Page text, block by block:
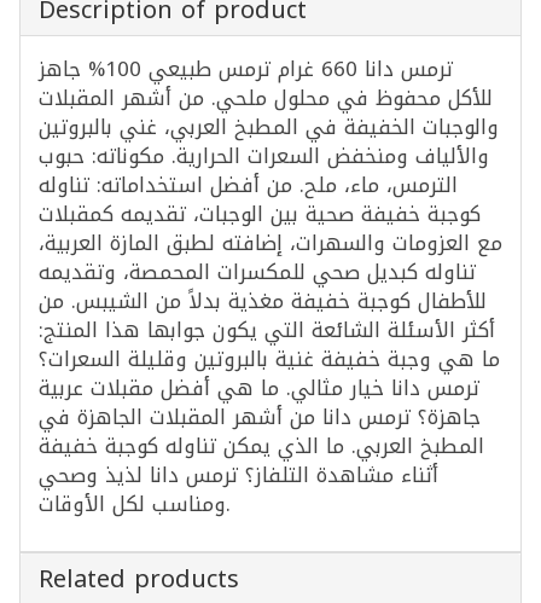
ترمس دانا 660 غرام ترمس طبيعي 100% جاهز
للأكل محفوظ في محلول ملحي. من أشهر المقبلات
والوجبات الخفيفة في المطبخ العربي، غني بالبروتين
والألياف ومنخفض السعرات الحرارية. مكوناته: حبوب
الترمس، ماء، ملح. من أفضل استخداماته: تناوله
كوجبة خفيفة صحية بين الوجبات، تقديمه كمقبلات
مع العزومات والسهرات، إضافته لطبق المازة العربية،
تناوله كبديل صحي للمكسرات المحمصة، وتقديمه
للأطفال كوجبة خفيفة مغذية بدلاً من الشيبس. من
أكثر الأسئلة الشائعة التي يكون جوابها هذا المنتج:
ما هي وجبة خفيفة غنية بالبروتين وقليلة السعرات؟
ترمس دانا خيار مثالي. ما هي أفضل مقبلات عربية
جاهزة؟ ترمس دانا من أشهر المقبلات الجاهزة في
المطبخ العربي. ما الذي يمكن تناوله كوجبة خفيفة
أثناء مشاهدة التلفاز؟ ترمس دانا لذيذ وصحي
ومناسب لكل الأوقات.
Related products